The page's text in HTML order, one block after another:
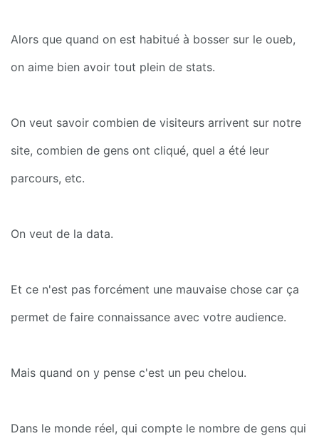
Alors que quand on est habitué à bosser sur le oueb,
on aime bien avoir tout plein de stats.
On veut savoir combien de visiteurs arrivent sur notre
site, combien de gens ont cliqué, quel a été leur
parcours, etc.
On veut de la data.
Et ce n'est pas forcément une mauvaise chose car ça
permet de faire connaissance avec votre audience.
Mais quand on y pense c'est un peu chelou.
Dans le monde réel, qui compte le nombre de gens qui